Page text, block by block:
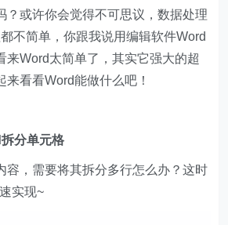
？或许你会觉得不可思议，数据处理
不简单，你跟我说用编辑软件Word
来Word太简单了，其实它强大的超
来看看Word能做什么吧！
分单元格
容，需要将其拆分多行怎么办？这时
实现~